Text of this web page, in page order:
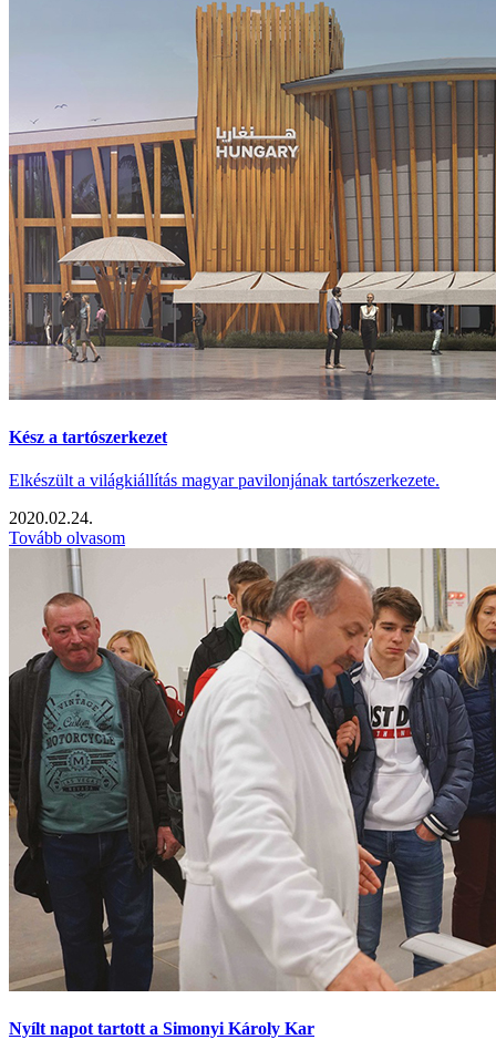
Kész a tartószerkezet
Elkészült a világkiállítás magyar pavilonjának tartószerkezete.
2020.02.24.
Tovább olvasom
Nyílt napot tartott a Simonyi Károly Kar